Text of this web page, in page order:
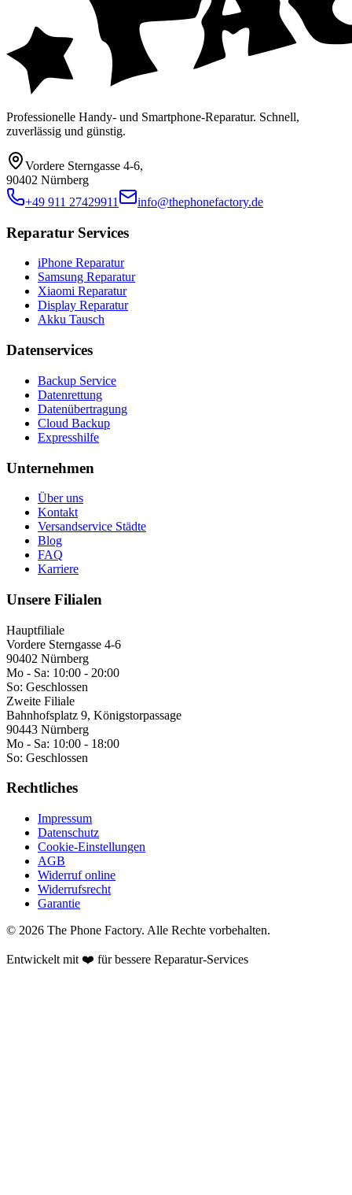
Professionelle Handy- und Smartphone-Reparatur. Schnell,
zuverlässig und günstig.
Vordere Sterngasse 4-6,
90402 Nürnberg
+49 911 27429911
info@thephonefactory.de
Reparatur Services
iPhone Reparatur
Samsung Reparatur
Xiaomi Reparatur
Display Reparatur
Akku Tausch
Datenservices
Backup Service
Datenrettung
Datenübertragung
Cloud Backup
Expresshilfe
Unternehmen
Über uns
Kontakt
Versandservice Städte
Blog
FAQ
Karriere
Unsere Filialen
Hauptfiliale
Vordere Sterngasse 4-6
90402 Nürnberg
Mo - Sa: 10:00 - 20:00
So: Geschlossen
Zweite Filiale
Bahnhofsplatz 9, Königstorpassage
90443 Nürnberg
Mo - Sa: 10:00 - 18:00
So: Geschlossen
Rechtliches
Impressum
Datenschutz
Cookie-Einstellungen
AGB
Widerruf online
Widerrufsrecht
Garantie
© 2026 The Phone Factory. Alle Rechte vorbehalten.
Entwickelt mit ❤️ für bessere Reparatur-Services